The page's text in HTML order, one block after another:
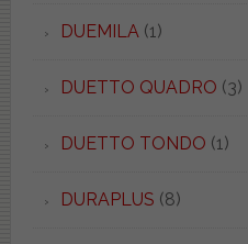
DUEMILA(1)
DUETTO QUADRO (3)
DUETTO TONDO (1)
DURAPLUS (8)